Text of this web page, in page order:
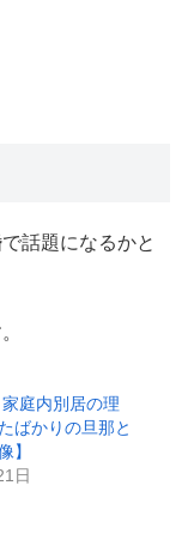
話題になるかと
庭内別居の理
ばかりの旦那と
】
日